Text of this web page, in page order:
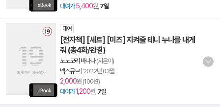
대여가 5,400원, 7일
대여
[전자책] [세트] [미즈] 지켜줄 테니 누나를 내게
줘 (총4화/완결)
노노모리 바나나(지은이)
넥스큐브| 2022년 03월
2,000원 (100원)
대여가1,200원, 7일